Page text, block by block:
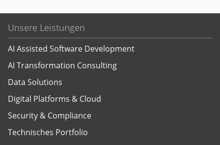
Unsere Leistungen
AI Assisted Software Development
AI Transformation Consulting
Data Solutions
Digital Platforms & Cloud
Security & Compliance
Technisches Portfolio